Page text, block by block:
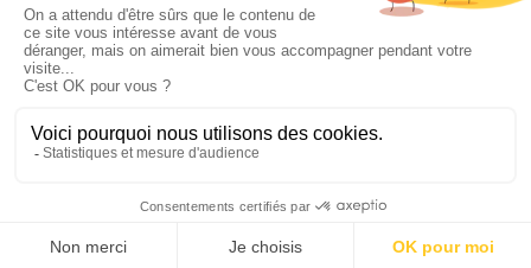
SUIVEZ-NOUS